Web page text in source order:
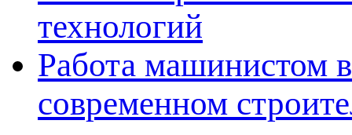
технологий
Работа машинистом
современном